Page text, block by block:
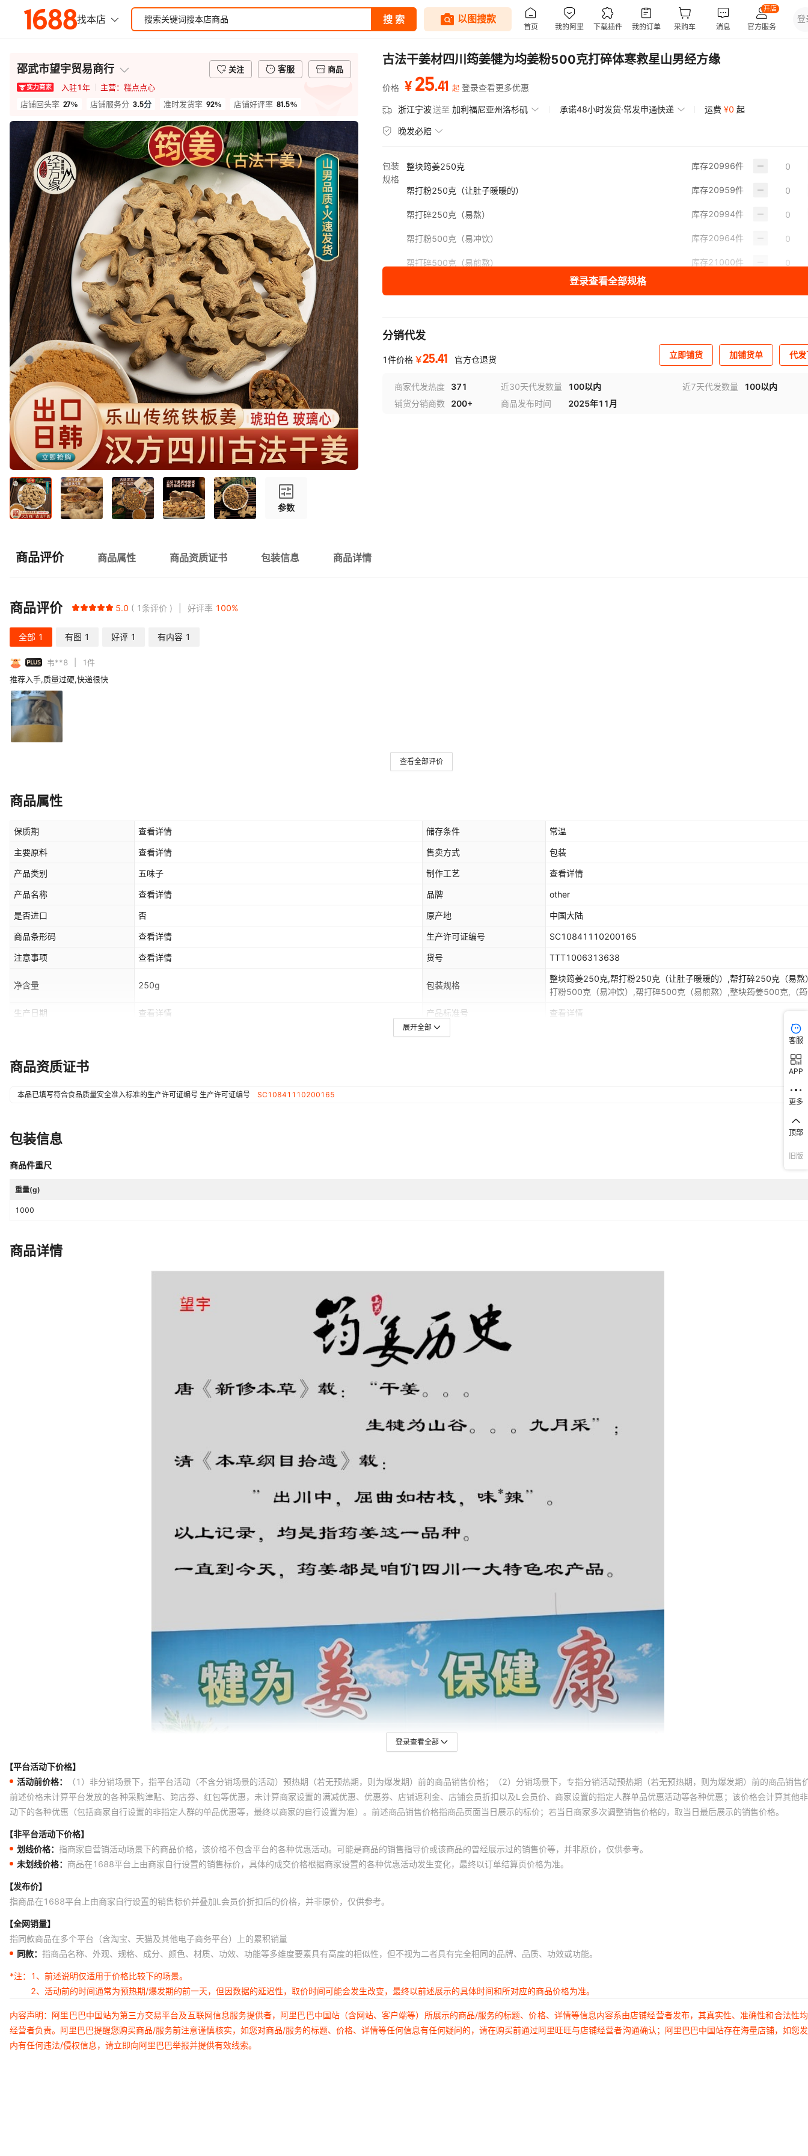
邵武市望宇贸易商行 关注 客服
商品
入驻1年 主营：糕点点心
店铺回头率 27% 店铺服务分 3.5分 准时发货率 92% 店铺好评率 81.5%
参数
古法干姜材四川筠姜犍为均姜粉500克打碎体寒救星山男经方缘
价格 ¥ 25.41 起 登录查看更多优惠
浙江宁波送至 加利福尼亚州洛杉矶 承诺48小时发货·常发申通快递 运费 ¥0 起
晚发必赔
包装
规格
整块筠姜250克 库存20996件
帮打粉250克（让肚子暖暖的） 库存20959件
帮打碎250克（易熬） 库存20994件
帮打粉500克（易冲饮） 库存20964件
帮打碎500克（易煎熬） 库存21000件
登录查看全部规格
分销代发
1件价格 ￥25.41 官方仓退货 立即铺货 加铺货单 代
商家代发热度 371 近30天代发数量 100以内 近7天代发数量
100以内
铺货分销商数
200+ 商品发布时间 2025年11月
商品评价 商品属性 商品资质证书 包装信息 商品详情
商品评价 5.0 1条评价 好评率 100%
全部 1 有图 1 好评 1 有内容 1
PLUS 韦**8 1件
推荐入手,质量过硬,快递很快
查看全部评价
商品属性
保质期 查看详情 储存条件 常温
主要原料 查看详情 售卖方式 包装
产品类别 五味子 制作工艺 查看详情
产品名称 查看详情 品牌 other
是否进口 否 原产地 中国大陆
商品条形码 查看详情 生产许可证编号 SC10841110200165
注意事项 查看详情 货号 TTT1006313638
净含量 250g 包装规格
整块筠姜250克,帮打粉250克（让肚子暖暖的）,帮打碎250克（易熬
打粉500克（易冲饮）,帮打碎500克（易煎熬）,整块筠姜500克,（
生产日期 查看详情 产品标准号 查看详情
展开全部
商品资质证书
本品已填写符合食品质量安全准入标准的生产许可证编号 生产许可证编号 SC10841110200165
包装信息
商品件重尺
重量(g)
1000
商品详情
登录查看全部
【平台活动下价格】
活动前价格：
（1）非分销场景下，指平台活动（不含分销场景的活动）预热期（若无预热期，则为爆发期）前的商品销售价格；（2）分销场景下，专指分销活动预热期（若无预热期，则为爆发期）前的商品销售
前述价格未计算平台发放的各种采购津贴、跨店券、红包等优惠，未计算商家设置的满减优惠、优惠券、店铺返利金、店铺会员折扣以及L会员价、商家设置的指定人群单品优惠活动等各种优惠；该价格会计算其他
动下的各种优惠（包括商家自行设置的非指定人群的单品优惠等，最终以商家的自行设置为准）。前述商品销售价格指商品页面当日展示的标价；若当日商家多次调整销售价格的，取当日最后展示的销售价格。
【非平台活动下价格】
划线价格： 指商家自营销活动场景下的商品价格，该价格不包含平台的各种优惠活动。可能是商品的销售指导价或该商品的曾经展示过的销售价等，并非原价，仅供参考。
未划线价格： 商品在1688平台上由商家自行设置的销售标价，具体的成交价格根据商家设置的各种优惠活动发生变化，最终以订单结算页价格为准。
【发布价】
指商品在1688平台上由商家自行设置的销售标价并叠加L会员价折扣后的价格，并非原价，仅供参考。
【全网销量】
指同款商品在多个平台（含淘宝、天猫及其他电子商务平台）上的累积销量
同款： 指商品名称、外观、规格、成分、颜色、材质、功效、功能等多维度要素具有高度的相似性，但不视为二者具有完全相同的品牌、品质、功效或功能。
*注：
1、前述说明仅适用于价格比较下的场景。
2、活动前的时间通常为预热期/爆发期的前一天，但因数据的延迟性，取价时间可能会发生改变，最终以前述展示的具体时间和所对应的商品价格为准。
内容声明：阿里巴巴中国站为第三方交易平台及互联网信息服务提供者，阿里巴巴中国站（含网站、客户端等）所展示的商品/服务的标题、价格、详情等信息内容系由店铺经营者发布，其真实性、准确性和合法性
经营者负责。阿里巴巴提醒您购买商品/服务前注意谨慎核实，如您对商品/服务的标题、价格、详情等任何信息有任何疑问的，请在购买前通过阿里旺旺与店铺经营者沟通确认；阿里巴巴中国站存在海量店铺，如您
内有任何违法/侵权信息，请立即向阿里巴巴举报并提供有效线索。
客服
APP
更多
顶部
旧版